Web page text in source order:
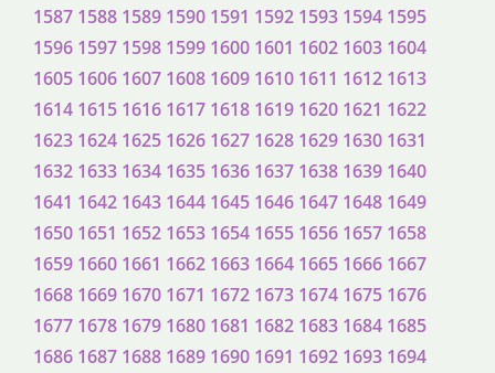
1587 1588 1589 1590 1591 1592 1593 1594 1595
1596 1597 1598 1599 1600 1601 1602 1603 1604
1605 1606 1607 1608 1609 1610 1611 1612 1613
1614 1615 1616 1617 1618 1619 1620 1621 1622
1623 1624 1625 1626 1627 1628 1629 1630 1631
1632 1633 1634 1635 1636 1637 1638 1639 1640
1641 1642 1643 1644 1645 1646 1647 1648 1649
1650 1651 1652 1653 1654 1655 1656 1657 1658
1659 1660 1661 1662 1663 1664 1665 1666 1667
1668 1669 1670 1671 1672 1673 1674 1675 1676
1677 1678 1679 1680 1681 1682 1683 1684 1685
1686 1687 1688 1689 1690 1691 1692 1693 1694